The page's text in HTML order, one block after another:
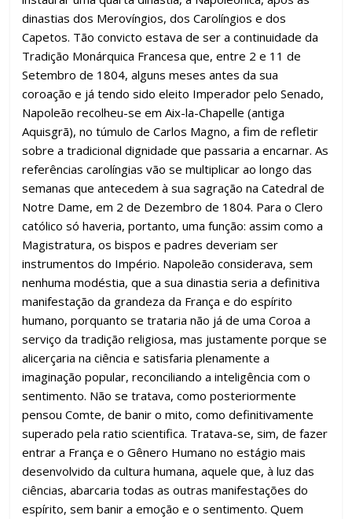
dinastias dos Merovíngios, dos Carolíngios e dos
Capetos. Tão convicto estava de ser a continuidade da
Tradição Monárquica Francesa que, entre 2 e 11 de
Setembro de 1804, alguns meses antes da sua
coroação e já tendo sido eleito Imperador pelo Senado,
Napoleão recolheu-se em Aix-la-Chapelle (antiga
Aquisgrã), no túmulo de Carlos Magno, a fim de refletir
sobre a tradicional dignidade que passaria a encarnar. As
referências carolíngias vão se multiplicar ao longo das
semanas que antecedem à sua sagração na Catedral de
Notre Dame, em 2 de Dezembro de 1804. Para o Clero
católico só haveria, portanto, uma função: assim como a
Magistratura, os bispos e padres deveriam ser
instrumentos do Império. Napoleão considerava, sem
nenhuma modéstia, que a sua dinastia seria a definitiva
manifestação da grandeza da França e do espírito
humano, porquanto se trataria não já de uma Coroa a
serviço da tradição religiosa, mas justamente porque se
alicerçaria na ciência e satisfaria plenamente a
imaginação popular, reconciliando a inteligência com o
sentimento. Não se tratava, como posteriormente
pensou Comte, de banir o mito, como definitivamente
superado pela ratio scientifica. Tratava-se, sim, de fazer
entrar a França e o Gênero Humano no estágio mais
desenvolvido da cultura humana, aquele que, à luz das
ciências, abarcaria todas as outras manifestações do
espírito, sem banir a emoção e o sentimento. Quem